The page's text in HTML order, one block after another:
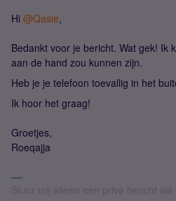
Hi @Qasie,
Bedankt voor je bericht. Wat gek! Ik
aan de hand zou kunnen zijn.
Heb je je telefoon toevallig in het
Ik hoor het graag!
Groetjes,
Roeqajja
Stuur mij alleen een privé bericht